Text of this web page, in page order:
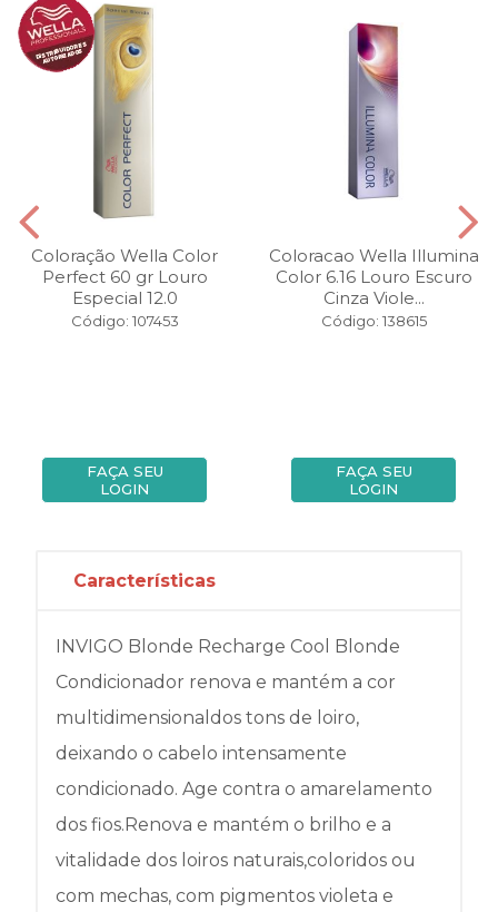
Coloração Wella Color
Perfect 60 gr Louro
Especial 12.0
Código: 107453
FAÇA SEU
LOGIN
Coloracao Wella Illumina
Color 6.16 Louro Escuro
Cinza Viole...
Código: 138615
FAÇA SEU
LOGIN
Características
INVIGO Blonde Recharge Cool Blonde
Condicionador renova e mantém a cor
multidimensionaldos tons de loiro,
deixando o cabelo intensamente
condicionado. Age contra o amarelamento
dos fios.Renova e mantém o brilho e a
vitalidade dos loiros naturais,coloridos ou
com mechas, com pigmentos violeta e